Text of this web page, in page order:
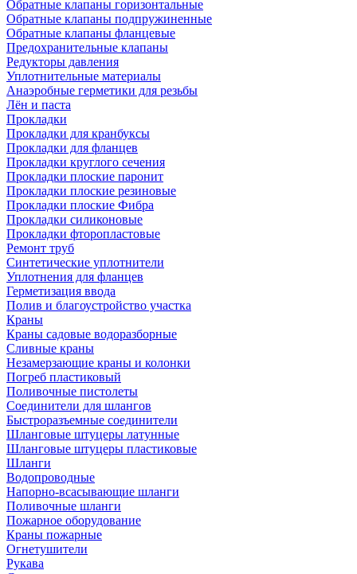
Обратные клапаны горизонтальные
Обратные клапаны подпружиненные
Обратные клапаны фланцевые
Предохранительные клапаны
Редукторы давления
Уплотнительные материалы
Анаэробные герметики для резьбы
Лён и паста
Прокладки
Прокладки для кранбуксы
Прокладки для фланцев
Прокладки круглого сечения
Прокладки плоские паронит
Прокладки плоские резиновые
Прокладки плоские Фибра
Прокладки силиконовые
Прокладки фторопластовые
Ремонт труб
Синтетические уплотнители
Уплотнения для фланцев
Герметизация ввода
Полив и благоустройство участка
Краны
Краны садовые водоразборные
Сливные краны
Незамерзающие краны и колонки
Погреб пластиковый
Поливочные пистолеты
Соединители для шлангов
Быстроразъемные соединители
Шланговые штуцеры латунные
Шланговые штуцеры пластиковые
Шланги
Водопроводные
Напорно-всасывающие шланги
Поливочные шланги
Пожарное оборудование
Краны пожарные
Огнетушители
Рукава